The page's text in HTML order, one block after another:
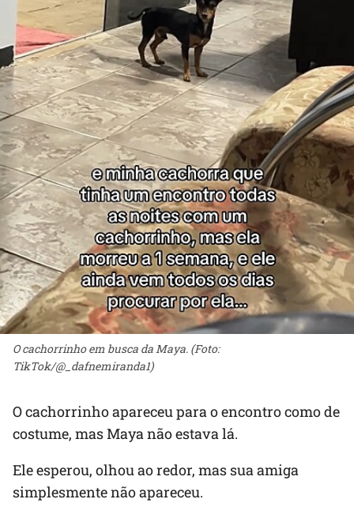
O cachorrinho em busca da Maya. (Foto:
TikTok/@_dafnemiranda1)
O cachorrinho apareceu para o encontro como de
costume, mas Maya não estava lá.
Ele esperou, olhou ao redor, mas sua amiga
simplesmente não apareceu.